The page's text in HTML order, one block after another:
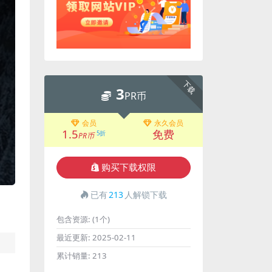
下载
3PR币
会员
1.5PR币 5折
永久会员
免费
购买下载权限
已有213 人解锁下载
包含资源: (1个)
最近更新: 2025-02-11
累计销量: 213